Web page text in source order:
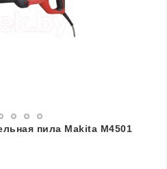
пила Makita M4501